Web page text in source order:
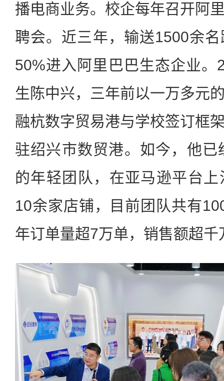
播电商业务。校企每年召开阿
聘会。近三年，输送1500余
50%进入阿里巴巴生态企业。
生陈中兴，三年前以一万多元
融杭数字贸易港与学校签订框
驻绍兴市数贸港。如今，他
的年轻团队，在亚马逊平台
10余家店铺，目前团队共有
年订单量超7万单，销售额超千